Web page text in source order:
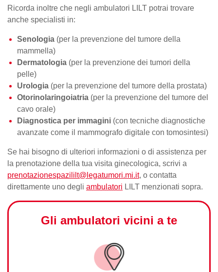
Ricorda inoltre che negli ambulatori LILT potrai trovare
anche specialisti in:
Senologia (per la prevenzione del tumore della
mammella)
Dermatologia (per la prevenzione dei tumori della
pelle)
Urologia (per la prevenzione del tumore della prostata)
Otorinolaringoiatria (per la prevenzione del tumore del
cavo orale)
Diagnostica per immagini (con tecniche diagnostiche
avanzate come il mammografo digitale con tomosintesi)
Se hai bisogno di ulteriori informazioni o di assistenza per
la prenotazione della tua visita ginecologica, scrivi a
prenotazionespazililt@legatumori.mi.it, o contatta
direttamente uno degli ambulatori LILT menzionati sopra.
Gli ambulatori vicini a te